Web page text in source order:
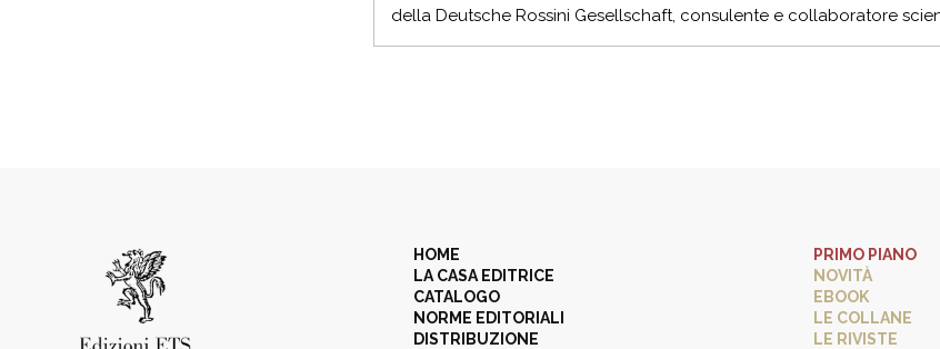
della Deutsche Rossini Gesellschaft, consulente e collaboratore
HOME
LA CASA EDITRICE
CATALOGO
NORME EDITORIALI
DISTRIBUZIONE
PRIMO PIANO
NOVITÀ
EBOOK
LE COLLANE
LE RIVISTE